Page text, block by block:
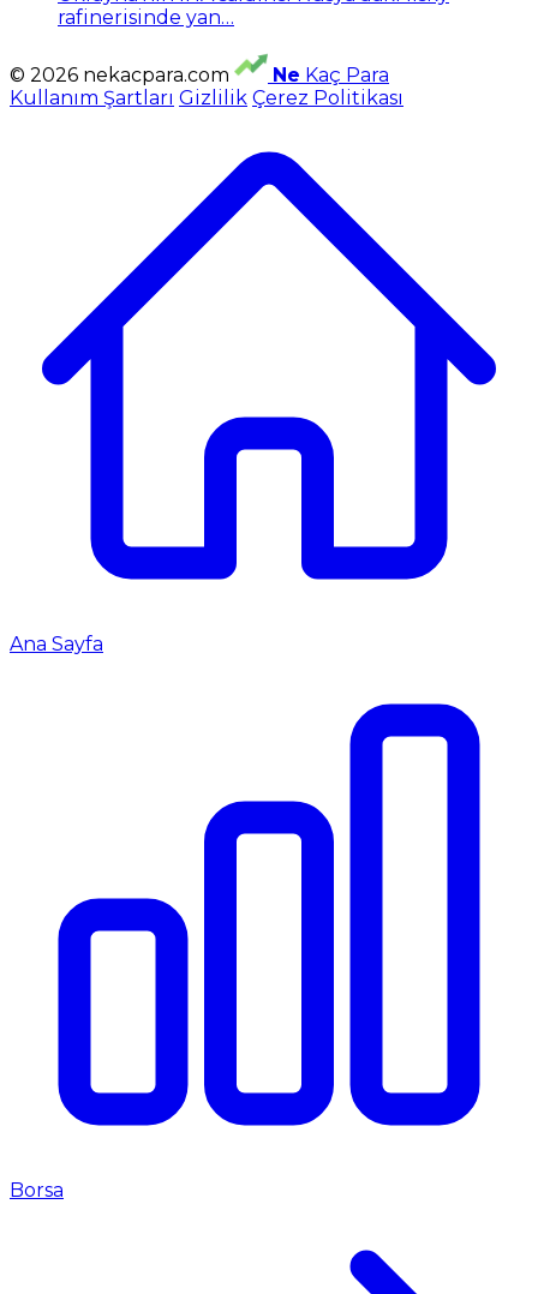
rafinerisinde yan…
© 2026 nekacpara.com Ne Kaç Para
Kullanım Şartları Gizlilik Çerez Politikası
Ana Sayfa
Borsa